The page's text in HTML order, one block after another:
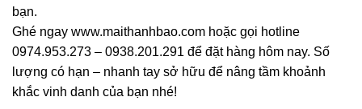
bạn.
Ghé ngay www.maithanhbao.com hoặc gọi hotline
0974.953.273 – 0938.201.291 để đặt hàng hôm nay. Số
lượng có hạn – nhanh tay sở hữu để nâng tầm khoảnh
khắc vinh danh của bạn nhé!